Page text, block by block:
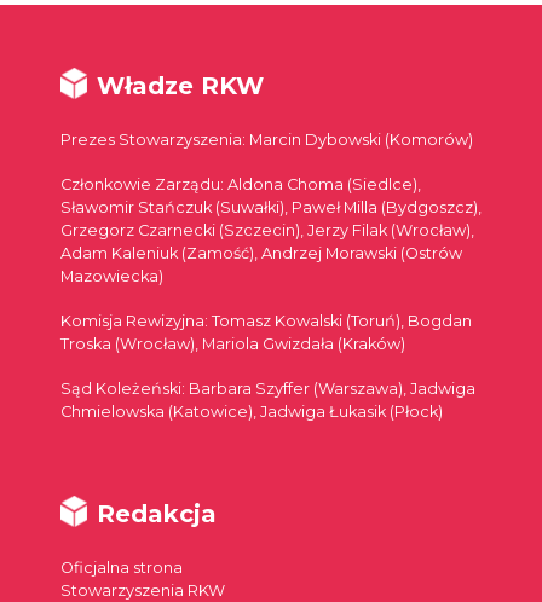
Władze RKW
Prezes Stowarzyszenia: Marcin Dybowski (Komorów)
Członkowie Zarządu: Aldona Choma (Siedlce),
Sławomir Stańczuk (Suwałki), Paweł Milla (Bydgoszcz),
Grzegorz Czarnecki (Szczecin), Jerzy Filak (Wrocław),
Adam Kaleniuk (Zamość), Andrzej Morawski (Ostrów
Mazowiecka)
Komisja Rewizyjna: Tomasz Kowalski (Toruń), Bogdan
Troska (Wrocław), Mariola Gwizdała (Kraków)
Sąd Koleżeński: Barbara Szyffer (Warszawa), Jadwiga
Chmielowska (Katowice), Jadwiga Łukasik (Płock)
Redakcja
Oficjalna strona
Stowarzyszenia RKW